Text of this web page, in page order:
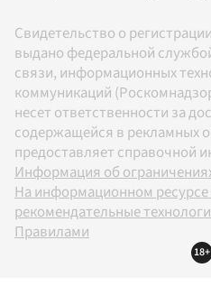
Свидетельство о
выдано федеральной
связи, информационных
коммуникаций
несет ответственности за
содержащейся в рекламных
предоставляет справочной
Информация об
На информационном
рекомендательные
Правилами
18+